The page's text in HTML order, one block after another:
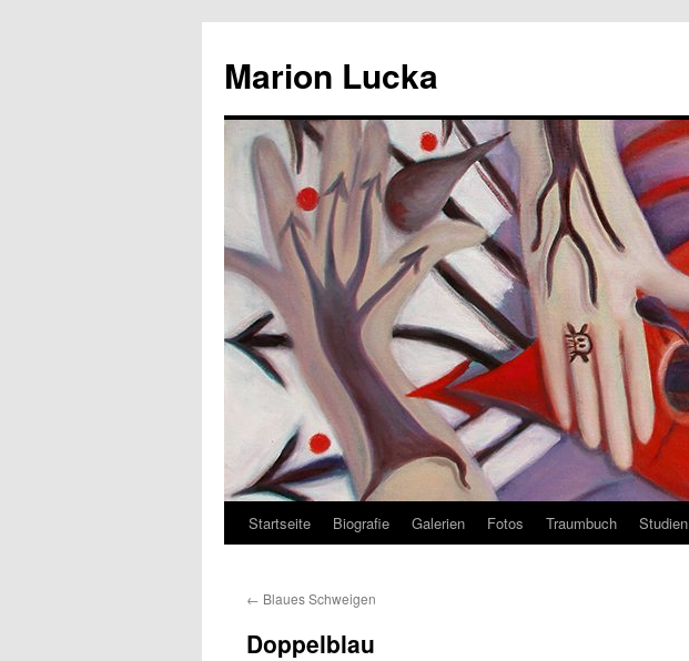
Marion Lucka
Zum
springen
Startseite Biografie Galerien Fotos Traumbuch Studien
← Blaues Schweigen
Doppelblau